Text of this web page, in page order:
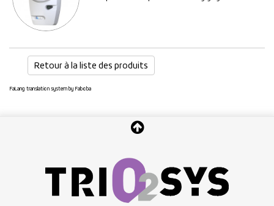
Retour à la liste des produits
FaLang translation system by Faboba